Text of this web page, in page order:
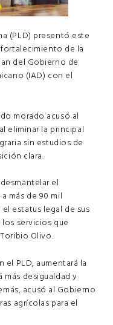
(PLD) presentó este
de la
del Gobierno de
(IAD) con el
morado acusó al
eliminar la principal
sin estudios de
clara.
el
más de 90 mil
estatus legal de sus
servicios que
Olivo.
PLD, aumentará la
desigualdad y
acusó al Gobierno
agrícolas para el